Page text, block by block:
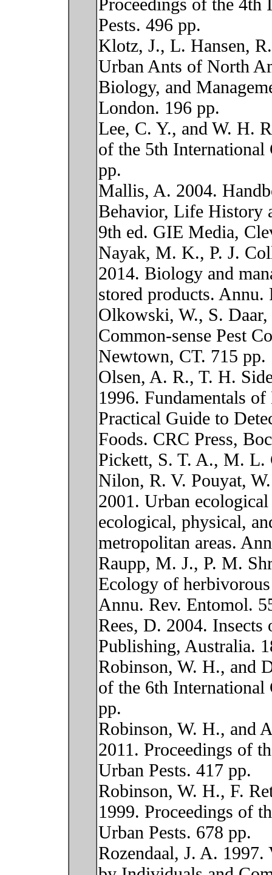
Proceedings of the 4th
Pests. 496 pp.
Klotz, J., L. Hansen,
Urban Ants of North
Biology, and
London. 196 pp.
Lee, C. Y., and W. H.
of the 5th International
pp.
Mallis, A. 2004.
Behavior, Life History
9th ed. GIE Media,
Nayak, M. K., P. J.
2014. Biology and
stored products.
Olkowski, W., S.
Common-sense Pest
Newtown, CT. 715 pp.
Olsen, A. R., T. H.
1996. Fundamentals
Practical Guide to
Foods. CRC Press,
Pickett, S. T. A., M. L.
Nilon, R. V. Pouyat,
2001. Urban
ecological, physical,
metropolitan areas.
Raupp, M. J., P. M.
Ecology of
Annu. Rev. Entomol.
Rees, D. 2004.
Publishing, Australia.
Robinson, W. H., and
of the 6th International
pp.
Robinson, W. H., and
2011. Proceedings of
Urban Pests. 417 pp.
Robinson, W. H., F.
1999. Proceedings of
Urban Pests. 678 pp.
Rozendaal, J. A.